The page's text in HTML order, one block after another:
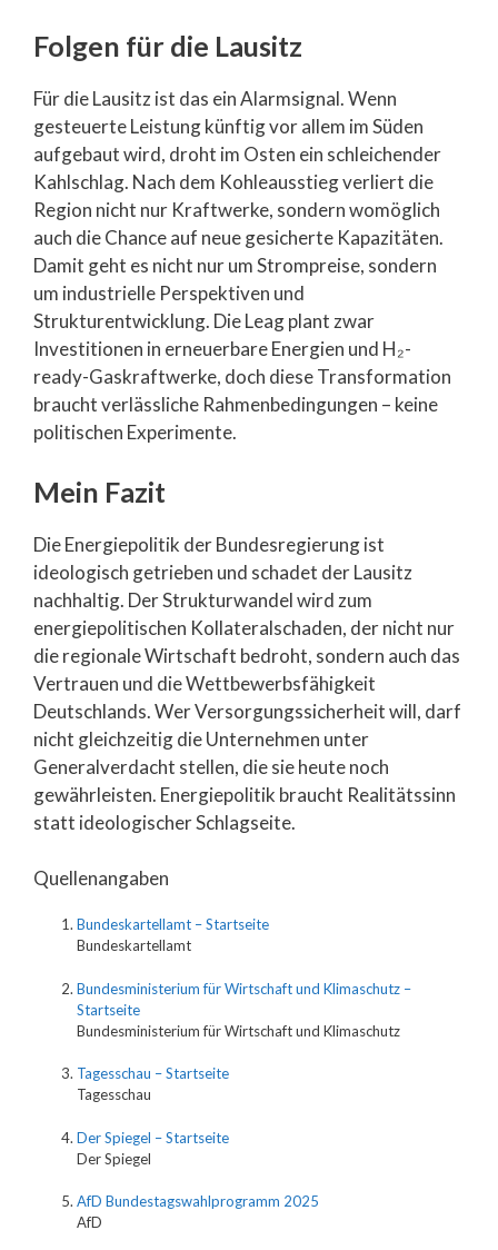
Folgen für die Lausitz
Für die Lausitz ist das ein Alarmsignal. Wenn
gesteuerte Leistung künftig vor allem im Süden
aufgebaut wird, droht im Osten ein schleichender
Kahlschlag. Nach dem Kohleausstieg verliert die
Region nicht nur Kraftwerke, sondern womöglich
auch die Chance auf neue gesicherte Kapazitäten.
Damit geht es nicht nur um Strompreise, sondern
um industrielle Perspektiven und
Strukturentwicklung. Die Leag plant zwar
Investitionen in erneuerbare Energien und H₂-
ready-Gaskraftwerke, doch diese Transformation
braucht verlässliche Rahmenbedingungen – keine
politischen Experimente.
Mein Fazit
Die Energiepolitik der Bundesregierung ist
ideologisch getrieben und schadet der Lausitz
nachhaltig. Der Strukturwandel wird zum
energiepolitischen Kollateralschaden, der nicht nur
die regionale Wirtschaft bedroht, sondern auch das
Vertrauen und die Wettbewerbsfähigkeit
Deutschlands. Wer Versorgungssicherheit will, darf
nicht gleichzeitig die Unternehmen unter
Generalverdacht stellen, die sie heute noch
gewährleisten. Energiepolitik braucht Realitätssinn
statt ideologischer Schlagseite.
Quellenangaben
Bundeskartellamt – Startseite
Bundeskartellamt
Bundesministerium für Wirtschaft und Klimaschutz –
Startseite
Bundesministerium für Wirtschaft und Klimaschutz
Tagesschau – Startseite
Tagesschau
Der Spiegel – Startseite
Der Spiegel
AfD Bundestagswahlprogramm 2025
AfD